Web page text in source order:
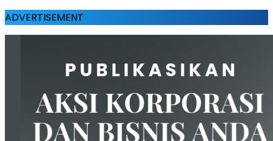
ADVERTISEMENT